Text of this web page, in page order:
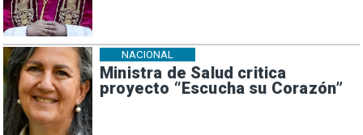
Ministra de Salud critica
proyecto “Escucha su Corazón”
NACIONAL